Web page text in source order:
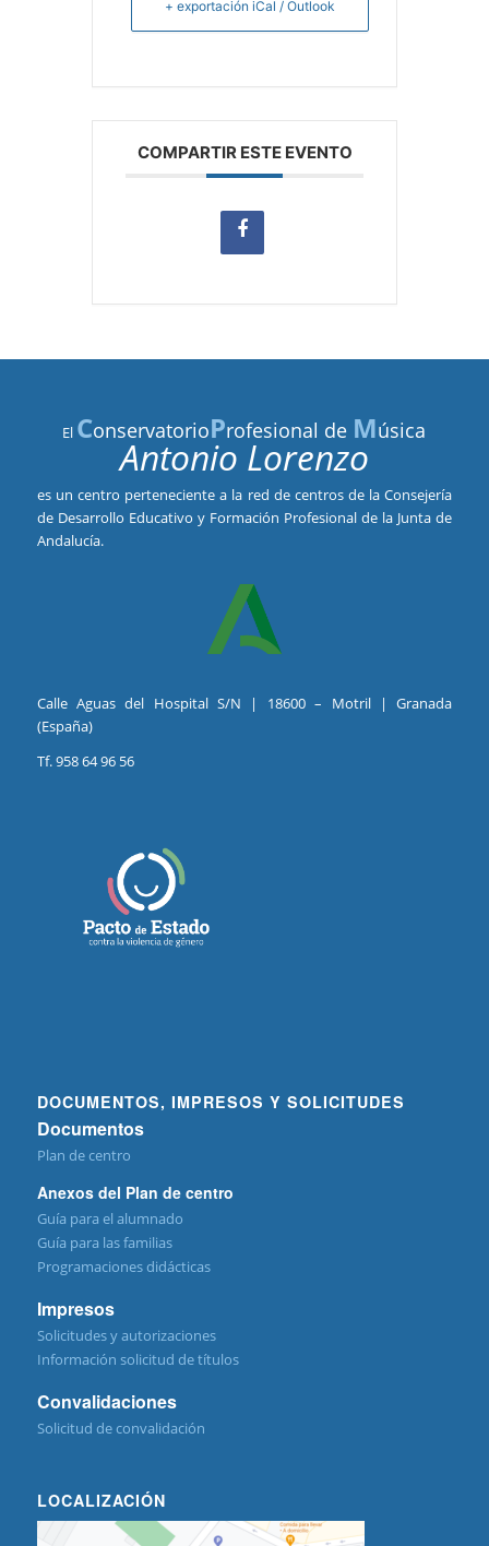
+ exportación iCal / Outlook
COMPARTIR ESTE EVENTO
El ConservatorioProfesional de Música
Antonio Lorenzo
es un centro perteneciente a la red de centros de la Consejería
de Desarrollo Educativo y Formación Profesional de la Junta de
Andalucía.
Calle Aguas del Hospital S/N | 18600 – Motril | Granada
(España)
Tf. 958 64 96 56
DOCUMENTOS, IMPRESOS Y SOLICITUDES
Documentos
Plan de centro
Anexos del Plan de centro
Guía para el alumnado
Guía para las familias
Programaciones didácticas
Impresos
Solicitudes y autorizaciones
Información solicitud de títulos
Convalidaciones
Solicitud de convalidación
LOCALIZACIÓN